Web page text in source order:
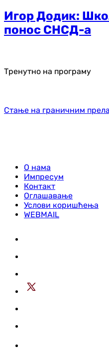
Игор Додик:
понос СНСД-а
Тренутно на програму
Стање на граничним
О нама
Импресум
Контакт
Оглашавање
Услови коришћења
WEBMAIL